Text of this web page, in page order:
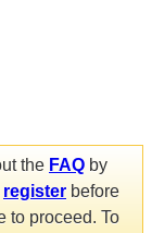
the FAQ by
register before
to proceed. To